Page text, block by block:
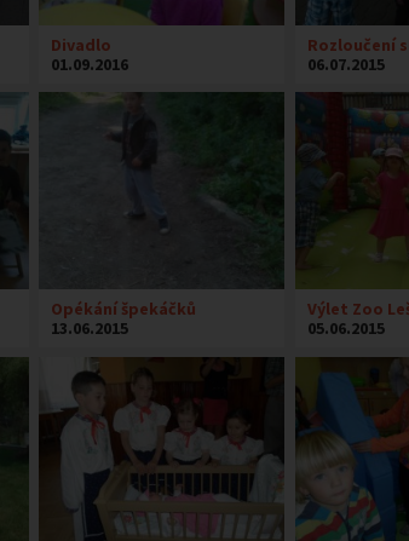
Divadlo
01.09.2016
Rozloučení
06.07.2015
Opékání špekáčků
13.06.2015
Výlet Zoo
05.06.2015